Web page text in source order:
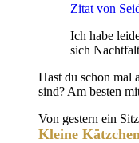
Zitat von
Ich habe
sich
Hast du schon mal
sind? Am besten
Von gestern ein
Kleine